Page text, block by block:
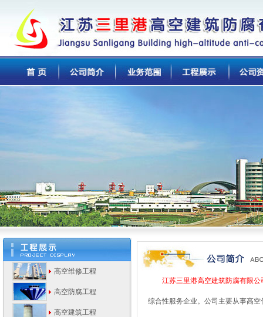
高空维修工程
高空防腐工程
高空建筑工程
江苏三里港高空建筑防腐有限公
综合性服务企业。公司主要从事高